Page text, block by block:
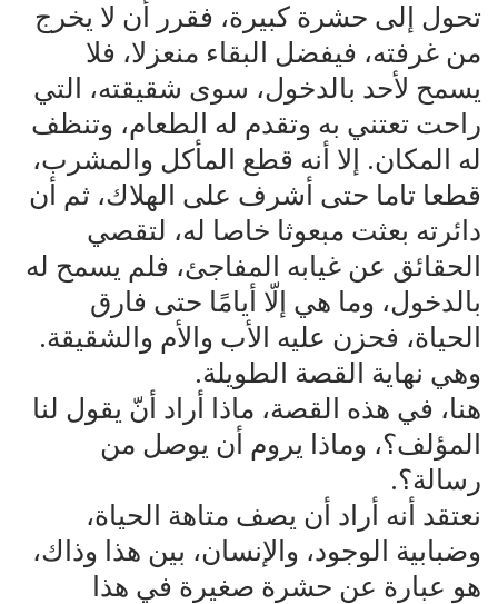
تحول إلى حشرة كبيرة، فقرر أن لا يخرج
من غرفته، فيفضل البقاء منعزلا، فلا
يسمح لأحد بالدخول، سوى شقيقته، التي
راحت تعتني به وتقدم له الطعام، وتنظف
له المكان. إلا أنه قطع المأكل والمشرب،
قطعا تاما حتى أشرف على الهلاك، ثم أن
دائرته بعثت مبعوثا خاصا له، لتقصي
الحقائق عن غيابه المفاجئ، فلم يسمح له
بالدخول، وما هي إلّا أيامًا حتى فارق
الحياة، فحزن عليه الأب والأم والشقيقة.
وهي نهاية القصة الطويلة.
هنا، في هذه القصة، ماذا أراد أنّ يقول لنا
المؤلف؟، وماذا يروم أن يوصل من
رسالة؟.
نعتقد أنه أراد أن يصف متاهة الحياة،
وضبابية الوجود، والإنسان، بين هذا وذاك،
هو عبارة عن حشرة صغيرة في هذا